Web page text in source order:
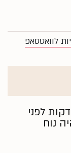
לוואטסאפ
מוציאים את הבצק הפריך כ-5 דקות לפני
נוח